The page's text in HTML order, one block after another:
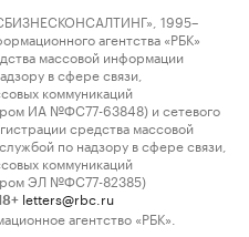
1995–
агентства «РБК»
массовой информации
в сфере связи,
коммуникаций
ИА №ФС77-63848) и сетевого
средства массовой
по надзору в сфере связи,
коммуникаций
ЭЛ №ФС77-82385)
letters@rbc.ru
агентство «РБК».